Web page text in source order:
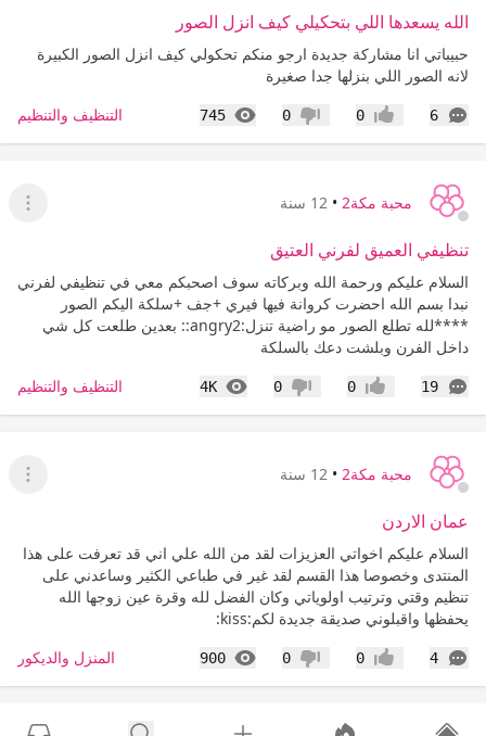
الله يسعدها اللي بتحكيلي كيف انزل الصور
حبيباتي انا مشاركة جديدة ارجو منكم تحكولي كيف انزل الصور الكبيرة
لانه الصور اللي بنزلها جدا صغيرة
6
التعليقات إعجاب0 عدم إعجاب
0
745
المشاهدات التنظيف والتنظيم
محبة مكة2 • 12 سنة
عرض
تنظيفي العميق لفرني العتيق
السلام عليكم ورحمة الله وبركاته سوف اصحبكم معي في تنظيفي لفرني
نبدا بسم الله احضرت كروانة فيها فيري +جف +سلكة اليكم الصور
****لله تطلع الصور مو راضية تنزل:angry2:: بعدين طلعت كل شي
داخل الفرن وبلشت دعك بالسلكة
19
التعليقات إعجاب0 عدم إعجاب
0
4K
المشاهدات التنظيف والتنظيم
محبة مكة2 • 12 سنة
عرض
عمان الاردن
السلام عليكم اخواتي العزيزات لقد من الله علي اني قد تعرفت على هذا
المنتدى وخصوصا هذا القسم لقد غير في طباعي الكثير وساعدني على
تنظيم وقتي وترتيب اولوياتي وكان الفضل لله وقرة عين زوجها الله
يحفظها واقبلوني صديقة جديدة لكم:kiss:
4
التعليقات إعجاب0 عدم إعجاب
0
900
المشاهدات المنزل والديكور